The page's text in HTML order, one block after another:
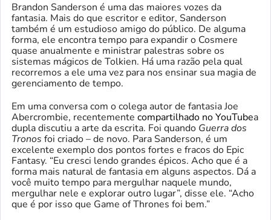
Brandon Sanderson é uma das maiores vozes da
fantasia. Mais do que escritor e editor, Sanderson
também é um estudioso amigo do público. De alguma
forma, ele encontra tempo para expandir o Cosmere
quase anualmente e ministrar palestras sobre os
sistemas mágicos de Tolkien. Há uma razão pela qual
recorremos a ele uma vez para nos ensinar sua magia de
gerenciamento de tempo.
Em uma conversa com o colega autor de fantasia Joe
Abercrombie, recentemente compartilhado no YouTubea
dupla discutiu a arte da escrita. Foi quando Guerra dos
Tronos foi criado – de novo. Para Sanderson, é um
excelente exemplo dos pontos fortes e fracos do Epic
Fantasy. “Eu cresci lendo grandes épicos. Acho que é a
forma mais natural de fantasia em alguns aspectos. Dá a
você muito tempo para mergulhar naquele mundo,
mergulhar nele e explorar outro lugar”, disse ele. “Acho
que é por isso que Game of Thrones foi bem.”